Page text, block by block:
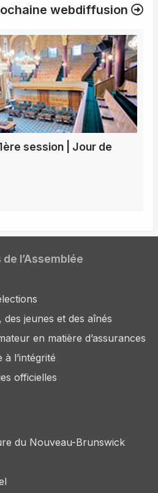
webdiffusion
session | Jour de
l’Assemblée
jeunes et des aînés
en matière d’assurances
l’intégrité
officielles
du Nouveau-Brunswick